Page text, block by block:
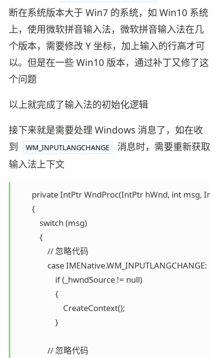
断在系统版本大于 Win7 的系统，如 Win10 系统
上，使用微软拼音输入法，微软拼音输入法在几
个版本，需要修改 Y 坐标，加上输入的行高才可
以。但是在一些 Win10 版本，通过补丁又修了这
个问题
以上就完成了输入法的初始化逻辑
接下来就是需要处理 Windows 消息了，如在收
到
WM_INPUTLANGCHANGE
消息时，需要重新获取
输入法上下文
private IntPtr WndProc(IntPtr hWnd, int msg,
        {
            switch (msg)
            {
                case IMENative.WM_INPUTLANGCHANGE:
                    if (_hwndSource != null)
                    {
                        CreateContext();
                    }